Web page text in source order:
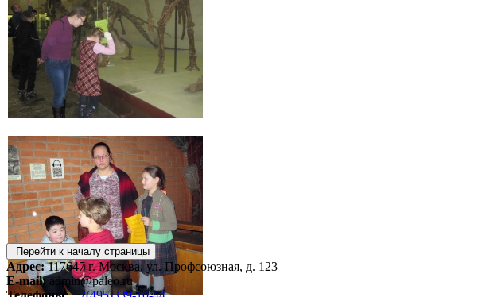
Перейти к началу страницы
Адрес:117647 г. Москва, ул. Профсоюзная, д. 123
E-mail:admin@paleo.ru